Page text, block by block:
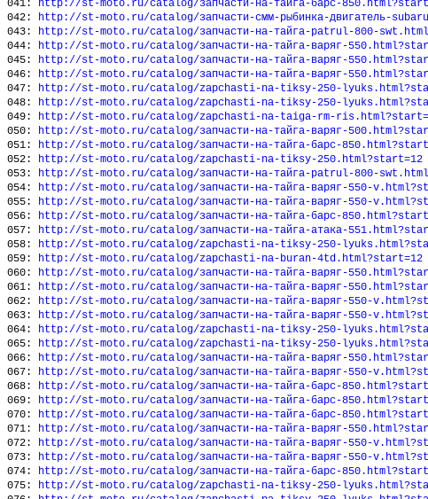
041: http://st-moto.ru/catalog/запчасти-на-тайга-барс-
042: http://st-moto.ru/catalog/запчасти-смм-рыбинка-двигатель-
043: http://st-moto.ru/catalog/запчасти-на-тайга-patrul-800-
044: http://st-moto.ru/catalog/запчасти-на-тайга-варяг-
045: http://st-moto.ru/catalog/запчасти-на-тайга-варяг-
046: http://st-moto.ru/catalog/запчасти-на-тайга-варяг-
047: http://st-moto.ru/catalog/zapchasti-na-tiksy-250-
048: http://st-moto.ru/catalog/zapchasti-na-tiksy-250-
049: http://st-moto.ru/catalog/zapchasti-na-taiga-rm-
050: http://st-moto.ru/catalog/запчасти-на-тайга-варяг-
051: http://st-moto.ru/catalog/запчасти-на-тайга-барс-
052: http://st-moto.ru/catalog/zapchasti-na-tiksy-250.html?start=12
053: http://st-moto.ru/catalog/запчасти-на-тайга-patrul-800-
054: http://st-moto.ru/catalog/запчасти-на-тайга-варяг-550-
055: http://st-moto.ru/catalog/запчасти-на-тайга-варяг-550-
056: http://st-moto.ru/catalog/запчасти-на-тайга-барс-
057: http://st-moto.ru/catalog/запчасти-на-тайга-атака-
058: http://st-moto.ru/catalog/zapchasti-na-tiksy-250-
059: http://st-moto.ru/catalog/zapchasti-na-buran-4td.html?start=12
060: http://st-moto.ru/catalog/запчасти-на-тайга-варяг-
061: http://st-moto.ru/catalog/запчасти-на-тайга-варяг-
062: http://st-moto.ru/catalog/запчасти-на-тайга-варяг-550-
063: http://st-moto.ru/catalog/запчасти-на-тайга-варяг-550-
064: http://st-moto.ru/catalog/zapchasti-na-tiksy-250-
065: http://st-moto.ru/catalog/zapchasti-na-tiksy-250-
066: http://st-moto.ru/catalog/запчасти-на-тайга-варяг-
067: http://st-moto.ru/catalog/запчасти-на-тайга-варяг-550-
068: http://st-moto.ru/catalog/запчасти-на-тайга-барс-
069: http://st-moto.ru/catalog/запчасти-на-тайга-барс-
070: http://st-moto.ru/catalog/запчасти-на-тайга-барс-
071: http://st-moto.ru/catalog/запчасти-на-тайга-варяг-
072: http://st-moto.ru/catalog/запчасти-на-тайга-варяг-550-
073: http://st-moto.ru/catalog/запчасти-на-тайга-варяг-550-
074: http://st-moto.ru/catalog/запчасти-на-тайга-барс-
075: http://st-moto.ru/catalog/zapchasti-na-tiksy-250-